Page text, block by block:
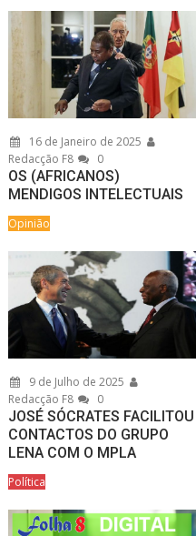
16 de Janeiro de 2025
Redacção F8
0
OS (AFRICANOS)
MENDIGOS INTELECTUAIS
Opinião
9 de Julho de 2025
Redacção F8
0
JOSÉ SÓCRATES FACILITOU
CONTACTOS DO GRUPO
LENA COM O MPLA
Política